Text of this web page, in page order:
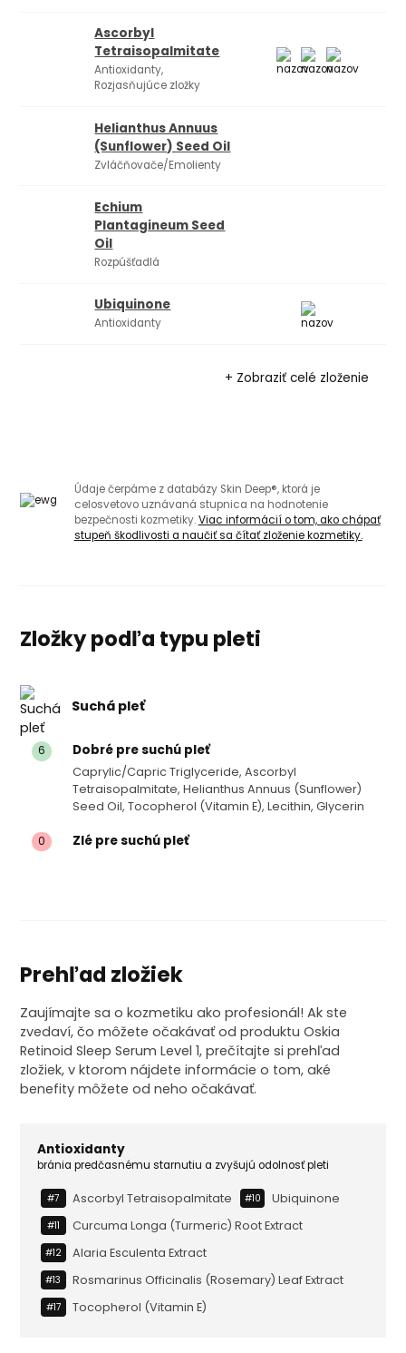
Ascorbyl
Tetraisopalmitate
Antioxidanty,
Rozjasňujúce zložky
Helianthus Annuus
(Sunflower) Seed Oil
Zvláčňovače/Emolienty
Echium
Plantagineum Seed
Oil
Rozpúšťadlá
Ubiquinone
Antioxidanty
+ Zobraziť celé zloženie
Údaje čerpáme z databázy Skin Deep®, ktorá je
celosvetovo uznávaná stupnica na hodnotenie
bezpečnosti kozmetiky.Viac informácií o tom, ako chápať
stupeň škodlivosti a naučiť sa čítať zloženie kozmetiky.
Zložky podľa typu pleti
Suchá pleť
6 Dobré pre suchú pleť
Caprylic/capric Triglyceride, Ascorbyl
Tetraisopalmitate, Helianthus Annuus (sunflower)
Seed Oil, Tocopherol (vitamin E), Lecithin, Glycerin
0 Zlé pre suchú pleť
Prehľad zložiek
Zaujímajte sa o kozmetiku ako profesionál! Ak ste
zvedaví, čo môžete očakávať od produktu Oskia
Retinoid Sleep Serum Level 1, prečítajte si prehľad
zložiek, v ktorom nájdete informácie o tom, aké
benefity môžete od neho očakávať.
Antioxidanty
bránia predčasnému starnutiu a zvyšujú odolnosť pleti
#7 Ascorbyl Tetraisopalmitate #10 Ubiquinone
#11 Curcuma Longa (turmeric) Root Extract
#12 Alaria Esculenta Extract
#13 Rosmarinus Officinalis (rosemary) Leaf Extract
#17 Tocopherol (vitamin E)